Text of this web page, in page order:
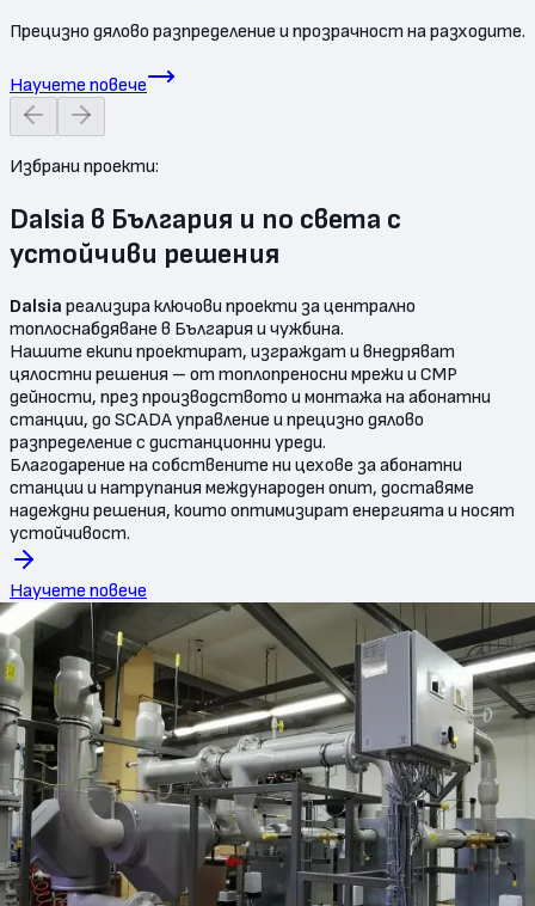
Прецизно дялово разпределение и прозрачност на разходите.
Научете повече
Избрани проекти:
Dalsia в България и по света с
устойчиви решения
Dalsia реализира ключови проекти за централно
топлоснабдяване в България и чужбина.
Нашите екипи проектират, изграждат и внедряват
цялостни решения – от топлопреносни мрежи и СМР
дейности, през производството и монтажа на абонатни
станции, до SCADA управление и прецизно дялово
разпределение с дистанционни уреди.
Благодарение на собствените ни цехове за абонатни
станции и натрупания международен опит, доставяме
надеждни решения, които оптимизират енергията и носят
устойчивост.
Научете повече